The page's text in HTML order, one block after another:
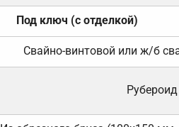
Под ключ (с отделкой)
Свайно-винтовой или ж/б